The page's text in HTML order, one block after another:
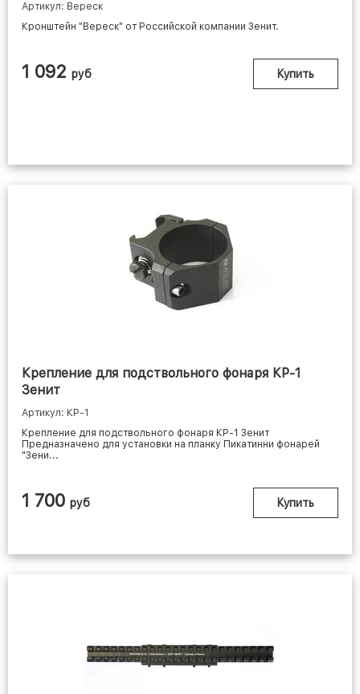
Артикул: Вереск
Кронштейн "Вереск" от Российской компании Зенит.
1 092 руб Купить
Крепление для подствольного фонаря КР-1
Зенит
Артикул: КР-1
Крепление для подствольного фонаря КР-1 Зенит
Предназначено для установки на планку Пикатинни фонарей
"Зени...
1 700 руб Купить